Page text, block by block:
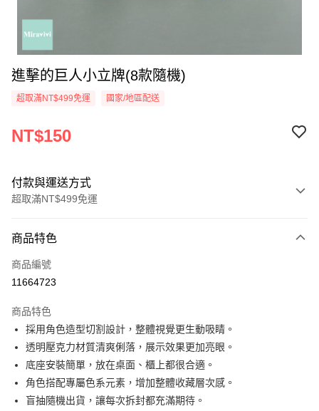
進擊的巨人小立牌(8款隨機)
超取滿NT$499免運 國家/地區配送
NT$150
付款與運送方式
超取滿NT$499免運
信用卡一次付款
超商取貨付款
Apple Pay
街口支付
悠遊付
AFTEE先享後付
商品特色
商品編號
11664723
商品特色
採用角色造型切割設計，整體視覺更生動吸睛。
透明壓克力材質清爽俐落，展示效果更加亮眼。
底座安裝簡單，放在桌面、櫃上都很合適。
角色搭配專屬色系元素，增加整體收藏層次感。
盲抽隨機出貨，讓每次拆封都充滿期待。